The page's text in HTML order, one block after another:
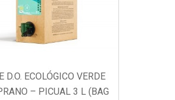
D.O. ECOLÓGICO VERDE
– PICUAL 3 L (BAG